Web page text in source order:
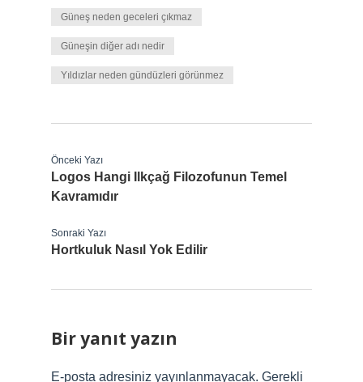
Güneş neden geceleri çıkmaz
Güneşin diğer adı nedir
Yıldızlar neden gündüzleri görünmez
Önceki Yazı
Logos Hangi Ilkçağ Filozofunun Temel
Kavramıdır
Sonraki Yazı
Hortkuluk Nasıl Yok Edilir
Bir yanıt yazın
E-posta adresiniz yayınlanmayacak. Gerekli